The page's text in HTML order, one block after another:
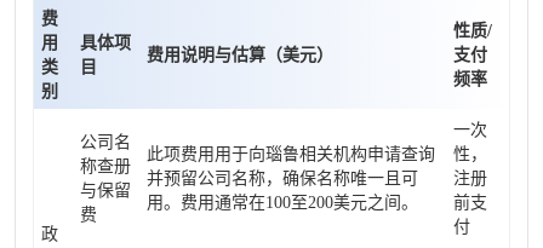
费
用
类
别
具体项
目
费用说明与估算（美元）
性质/
支付
频率
政
公司名
称查册
与保留
费
此项费用用于向瑙鲁相关机构申请查询
并预留公司名称，确保名称唯一且可
用。费用通常在100至200美元之间。
一次
性，
注册
前支
付